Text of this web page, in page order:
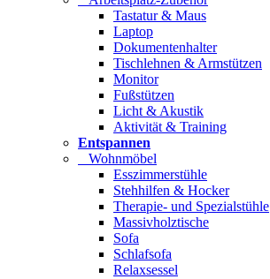
Tastatur & Maus
Laptop
Dokumentenhalter
Tischlehnen & Armstützen
Monitor
Fußstützen
Licht & Akustik
Aktivität & Training
Entspannen
Wohnmöbel
Esszimmerstühle
Stehhilfen & Hocker
Therapie- und Spezialstühle
Massivholztische
Sofa
Schlafsofa
Relaxsessel